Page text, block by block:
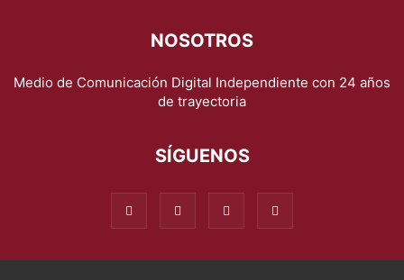
NOSOTROS
Medio de Comunicación Digital Independiente con 24 años
de trayectoria
SÍGUENOS